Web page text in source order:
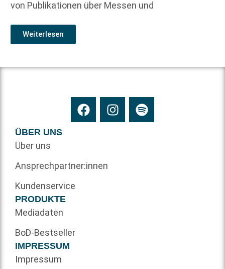
von Publikationen über Messen und
Weiterlesen
ÜBER UNS
Über uns
Ansprechpartner:innen
Kundenservice
PRODUKTE
Mediadaten
BoD-Bestseller
IMPRESSUM
Impressum